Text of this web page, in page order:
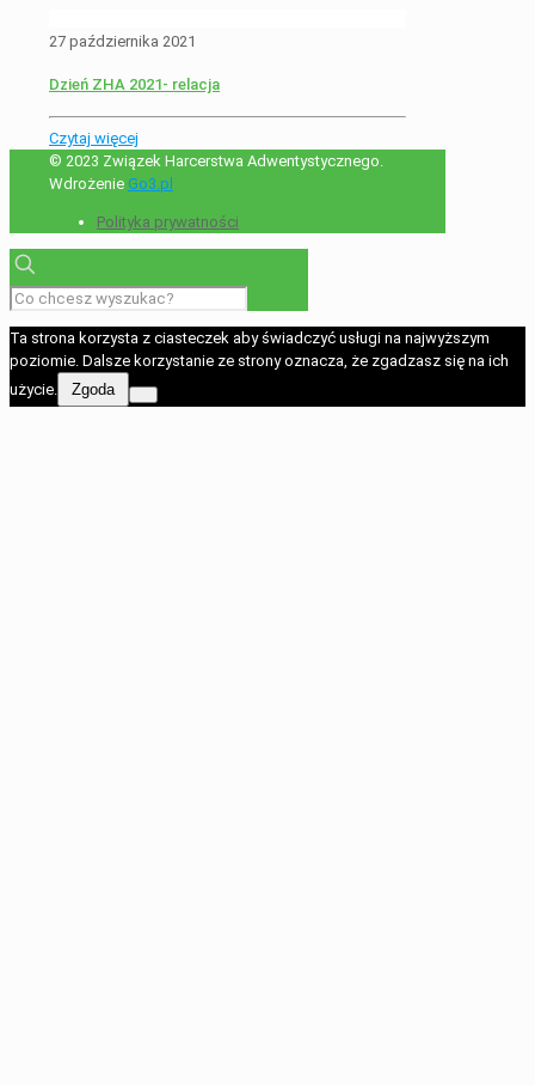
27 października 2021
Dzień ZHA 2021- relacja
Czytaj więcej
© 2023 Związek Harcerstwa Adwentystycznego.
Wdrożenie Go3.pl
Polityka prywatności
Ta strona korzysta z ciasteczek aby świadczyć usługi na najwyższym
poziomie. Dalsze korzystanie ze strony oznacza, że zgadzasz się na ich
użycie.
Zgoda